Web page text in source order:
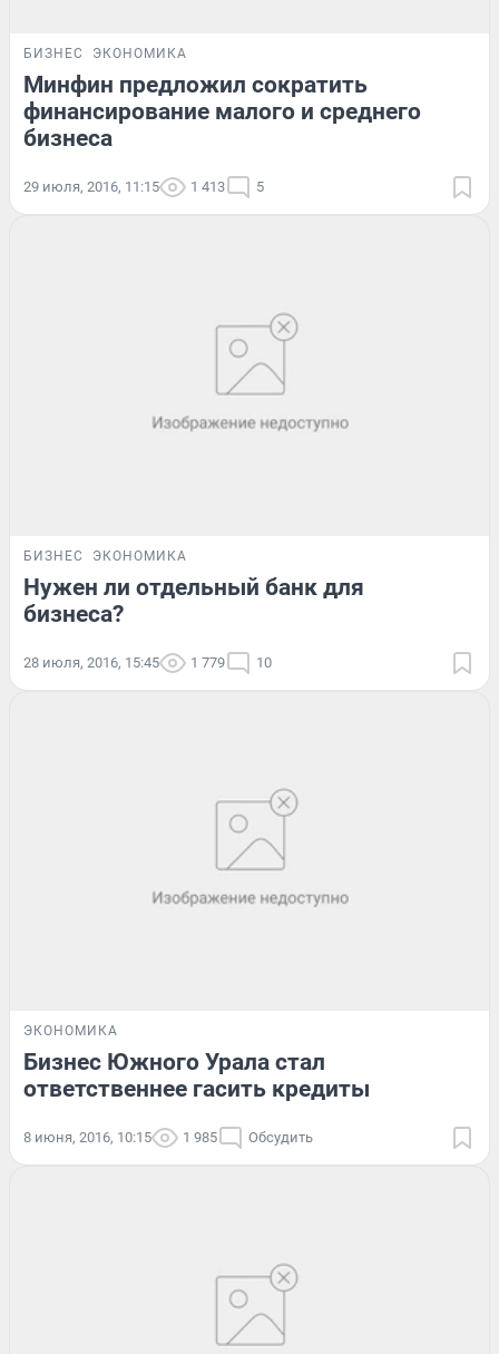
БИЗНЕС ЭКОНОМИКА
Минфин предложил сократить
финансирование малого и среднего
бизнеса
29 июля, 2016, 11:15 1 413 5
БИЗНЕС ЭКОНОМИКА
Нужен ли отдельный банк для
бизнеса?
28 июля, 2016, 15:45 1 779 10
ЭКОНОМИКА
Бизнес Южного Урала стал
ответственнее гасить кредиты
8 июня, 2016, 10:15 1 985 Обсудить